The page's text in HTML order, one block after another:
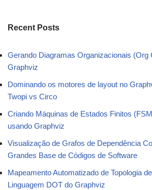
Recent Posts
Gerando Diagramas Organizacionais (Org
Graphviz
Dominando os motores de layout no
Twopi vs Circo
Criando Máquinas de Estados Finitos
usando Graphviz
Visualização de Grafos de Dependência
Grandes Base de Códigos de Software
Mapeamento Automatizado de Topologia
Linguagem DOT do Graphviz